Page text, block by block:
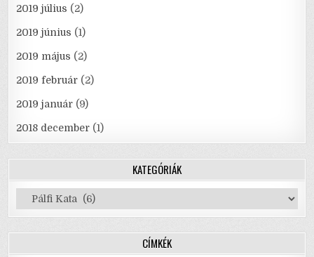
2019 július (2)
2019 június (1)
2019 május (2)
2019 február (2)
2019 január (9)
2018 december (1)
KATEGÓRIÁK
Kategóriák
CÍMKÉK